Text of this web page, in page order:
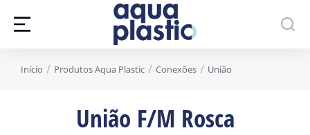
Você está aqui:
Início Produtos Aqua Plastic Conexões União
União F/M Rosca